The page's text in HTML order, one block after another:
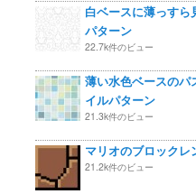
白ベースに薄っす
パターン
22.7k件のビュー
薄い水色ベースのパ
イルパターン
21.3k件のビュー
マリオのブロック
21.2k件のビュー